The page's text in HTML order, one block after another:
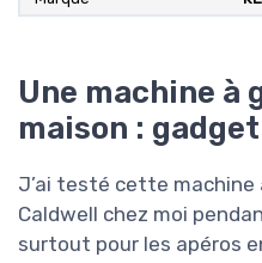
Une machine à
maison :
J’ai testé cette machine
Caldwell chez moi
surtout pour les apéros